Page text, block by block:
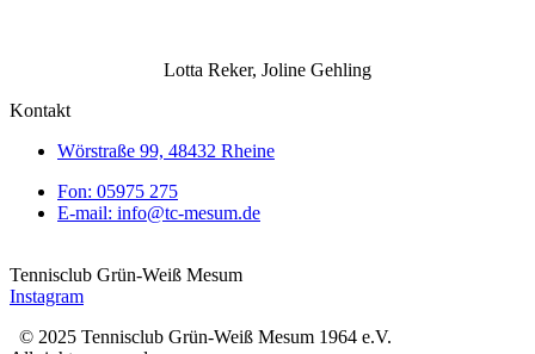
Lotta Reker, Joline Gehling
Kontakt
Wörstraße 99, 48432 Rheine
Fon: 05975 275
E-mail: info@tc-mesum.de
Tennisclub Grün-Weiß Mesum
Instagram
© 2025 Tennisclub Grün-Weiß Mesum 1964 e.V.